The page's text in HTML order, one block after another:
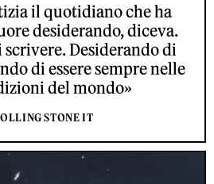
il quotidiano che ha
desiderando, diceva.
Desiderando di
di essere sempre nelle
del mondo»
STONE IT